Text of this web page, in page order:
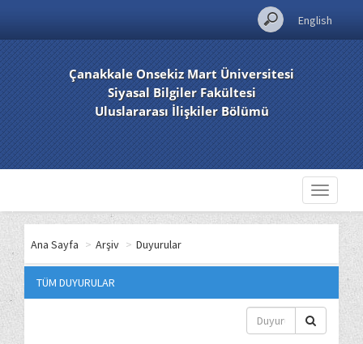
English
Çanakkale Onsekiz Mart Üniversitesi
Siyasal Bilgiler Fakültesi
Uluslararası İlişkiler Bölümü
Toggle
Ana Sayfa > Arşiv > Duyurular
TÜM DUYURULAR